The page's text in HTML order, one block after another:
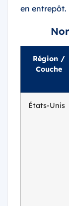
en entrepôt.
Région /
Couche
États-Unis